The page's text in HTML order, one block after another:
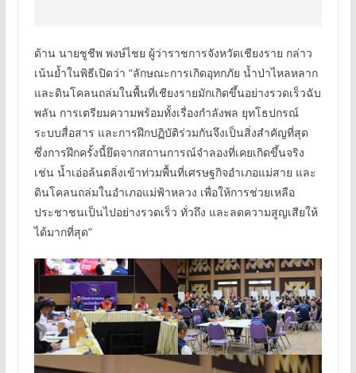
ด้าน นายชูชีพ พงษ์ไชย ผู้ว่าราชการจังหวัดเชียงราย กล่าว
เน้นย้ำในพิธีเปิดว่า “ลักษณะการเกิดอุทกภัย น้ำป่าไหลหลาก
และดินโคลนถล่มในพื้นที่เชียงรายมักเกิดขึ้นอย่างรวดเร็วฉับ
พลัน การเตรียมความพร้อมทั้งเรื่องกำลังพล ยุทโธปกรณ์
ระบบสื่อสาร และการฝึกปฏิบัติร่วมกันจึงเป็นสิ่งสำคัญที่สุด
ซึ่งการฝึกครั้งนี้ยึดจากสถานการณ์จำลองที่เคยเกิดขึ้นจริง
เช่น น้ำเอ่อล้นตลิ่งเข้าท่วมพื้นที่เศรษฐกิจอำเภอแม่สาย และ
ดินโคลนถล่มในอำเภอแม่ฟ้าหลวง เพื่อให้การช่วยเหลือ
ประชาชนเป็นไปอย่างรวดเร็ว ทั่วถึง และลดความสูญเสียให้
ได้มากที่สุด”